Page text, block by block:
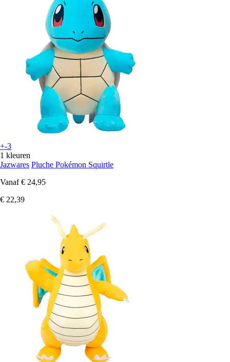
+-3
1 kleuren
Jazwares Pluche Pokémon Squirtle
Vanaf € 24,95
€ 22,39